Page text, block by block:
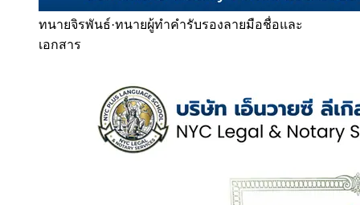
ทนายจิรพันธ์·ทนายผู้ทำคำรับรองลายมือชื่อและ
เอกสาร